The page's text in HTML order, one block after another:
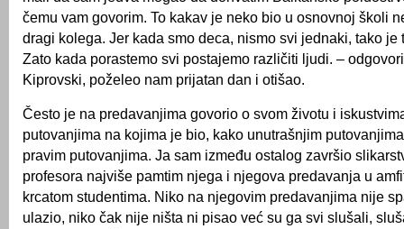
čemu vam govorim. To kakav je neko bio u osnovnoj školi
dragi kolega. Jer kada smo deca, nismo svi jednaki, tako je
Zato kada porastemo svi postajemo različiti ljudi. –
Kiprovski, poželeo nam prijatan dan i otišao.
Često je na predavanjima govorio o svom životu i
putovanjima na kojima je bio, kako unutrašnjim
pravim putovanjima. Ja sam između ostalog završio
profesora najviše pamtim njega i njegova predavanja u
krcatom studentima. Niko na njegovim predavanjima nije
ulazio, niko čak nije ništa ni pisao već su ga svi slušali,